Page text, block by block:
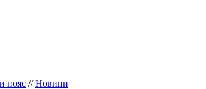
пояс //Новини